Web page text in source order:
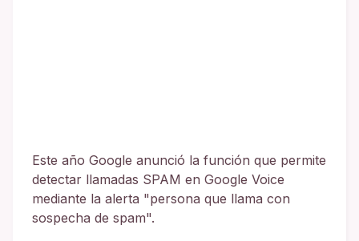
Este año Google anunció la función que permite
detectar llamadas SPAM en Google Voice
mediante la alerta "persona que llama con
sospecha de spam".